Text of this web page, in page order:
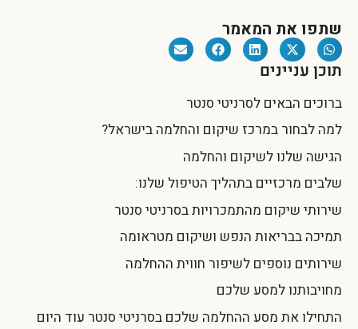
שתפו את המאמר
תוכן עניינים
ברוכים הבאים לסרניטי סנטר
למה לבחור במרכז שיקום והחלמה בישראל?
הגישה שלנו לשיקום והחלמה
שלבים מרכזיים בתהליך הטיפול שלנו:
שירותי שיקום מהתמכרויות בסרניטי סנטר
תמיכה בבריאות הנפש ושיקום מטראומה
שירותים נוספים לשיפור חווית ההחלמה
מחויבותנו למסע שלכם
התחילו את מסע ההחלמה שלכם בסרניטי סנטר עוד היום